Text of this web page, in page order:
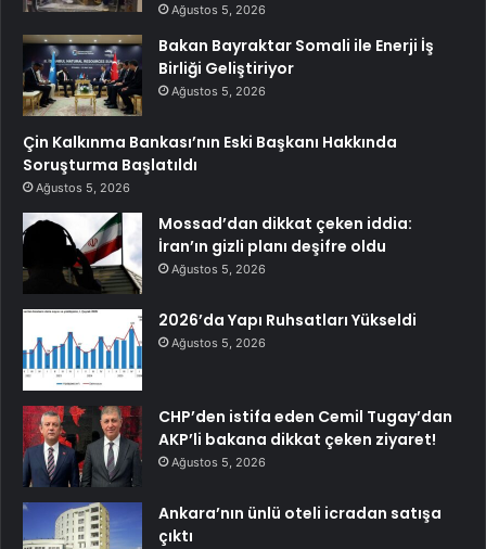
Ağustos 5, 2026
Bakan Bayraktar Somali ile Enerji İş
Birliği Geliştiriyor
Ağustos 5, 2026
Çin Kalkınma Bankası’nın Eski Başkanı Hakkında
Soruşturma Başlatıldı
Ağustos 5, 2026
Mossad’dan dikkat çeken iddia:
İran’ın gizli planı deşifre oldu
Ağustos 5, 2026
2026’da Yapı Ruhsatları Yükseldi
Ağustos 5, 2026
CHP’den istifa eden Cemil Tugay’dan
AKP’li bakana dikkat çeken ziyaret!
Ağustos 5, 2026
Ankara’nın ünlü oteli icradan satışa
çıktı